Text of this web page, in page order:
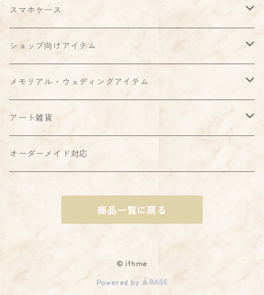
スマホケース
ハードケース
クリアケース
側面印刷
強化ガラスケース
グリップケース
ミラーケース
ショップ向けアイテム
スタンプ
ディスプレイ・看板
シール・ステッカー
メモリアル・ウェディングアイテム
スタンプ
ディスプレイ・看板
アート雑貨
スタンプ
デジタルデータ販売
シール・ステッカー
オーダーメイド対応
商品一覧に戻る
© ithme
Powered by